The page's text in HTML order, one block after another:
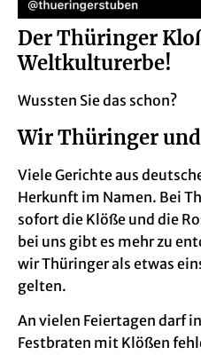
Der Thüringer
Weltkulturerbe!
Wussten Sie das schon?
Wir Thüringer
Viele Gerichte aus
Herkunft im Namen. Bei
sofort die Klöße und die
bei uns gibt es mehr zu
wir Thüringer als etwas
gelten.
An vielen Feiertagen darf
Festbraten mit Klößen